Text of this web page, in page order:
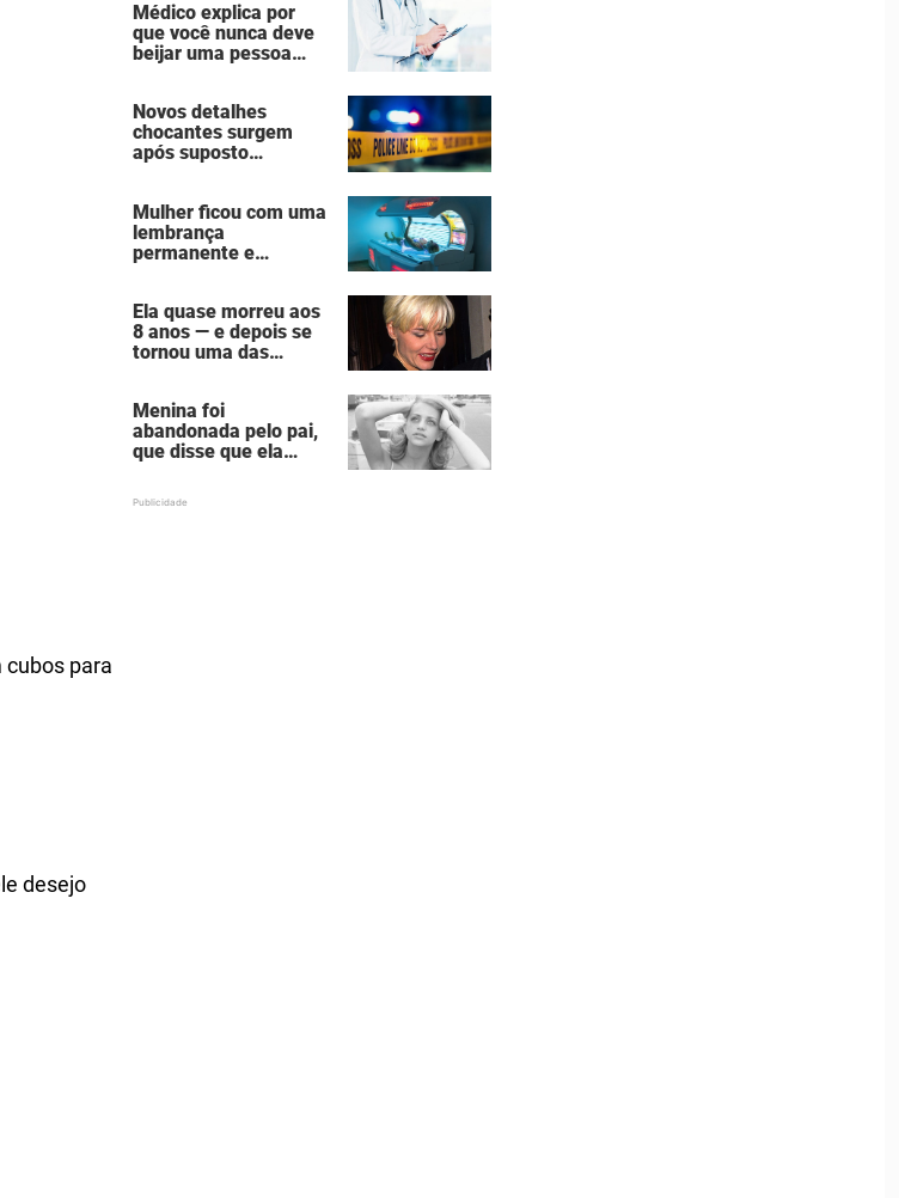
cubos para
desejo
Médico explica por
que você nunca deve
beijar uma pessoa
Novos detalhes
chocantes surgem
após suposto
por homem que matou
a família de 7 pessoas
Mulher ficou com uma
lembrança
permanente e
bronzeamento
Ela quase morreu aos
8 anos — e depois se
tornou uma das
Hollywood
Menina foi
abandonada pelo pai,
que disse que ela
atriz famosa